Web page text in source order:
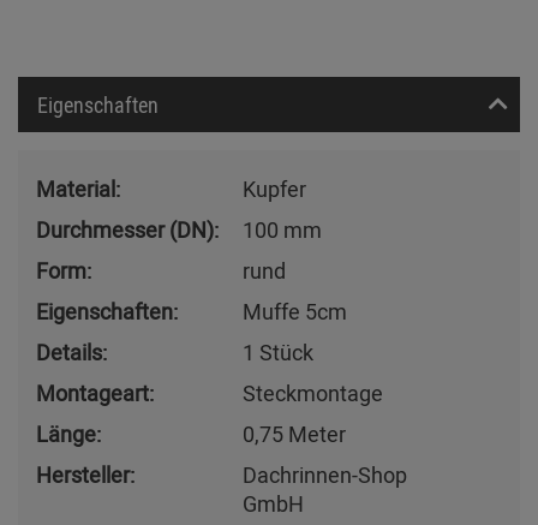
Eigenschaften
Material:
Kupfer
Durchmesser (DN):
100 mm
Form:
rund
Eigenschaften:
Muffe 5cm
Details:
1 Stück
Montageart:
Steckmontage
Länge:
0,75 Meter
Hersteller:
Dachrinnen-Shop
GmbH